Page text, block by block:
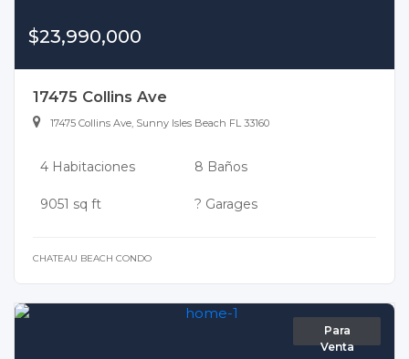
$23,990,000
17475 Collins Ave
17475 Collins Ave, Sunny Isles Beach FL 33160
4 Habitaciones 8 Baños
9051 sq ft ? Garages
CHATEAU BEACH CONDO
Para
Venta